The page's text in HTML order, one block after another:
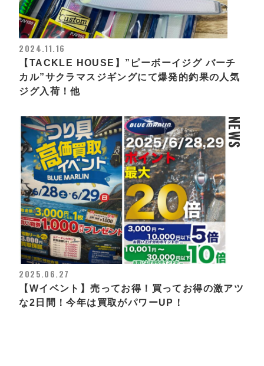
2024.11.16
【TACKLE HOUSE】”ピーボーイジグ バーチ
カル”サクラマスジギングにて爆発的釣果の人気
ジグ入荷！他
NEWS
2025.06.27
【Wイベント】売ってお得！買ってお得の激アツ
な2日間！今年は買取がパワーUP！